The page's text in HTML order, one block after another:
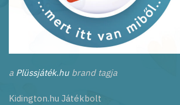
a Plüssjáték.hu brand tagja
Kidington.hu Játékbolt